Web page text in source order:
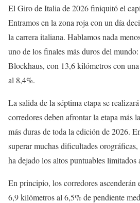
El Giro de Italia de 2026 finiquitó el
Entramos en la zona roja con un día
la carrera italiana. Hablamos nada
uno de los finales más duros del
Blockhaus, con 13,6 kilómetros con
al 8,4%.
La salida de la séptima etapa se
corredores deben afrontar la etapa más
más duras de toda la edición de 2026.
superar muchas dificultades
ha dejado los altos puntuables limitados
En principio, los corredores ascenderán
6,9 kilómetros al 6,5% de pendiente